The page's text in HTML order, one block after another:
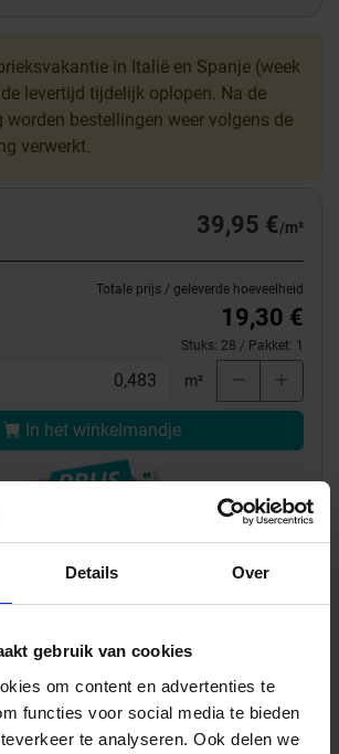
Details Over
gebruik van cookies
om content en advertenties te
functies voor social media te bieden
te analyseren. Ook delen we
in Italië en Spanje (week
levertijd tijdelijk oplopen. Na de
bestellingen weer volgens de
verwerkt.
39,95 €/m²
Totale prijs / geleverde hoeveelheid
19,30 €
Stuks: 28 / Pakket: 1
m²
In het winkelmandje
je graag een afspraak?
staan graag voor je klaar:
Di – Vr 09.00 – 18.00